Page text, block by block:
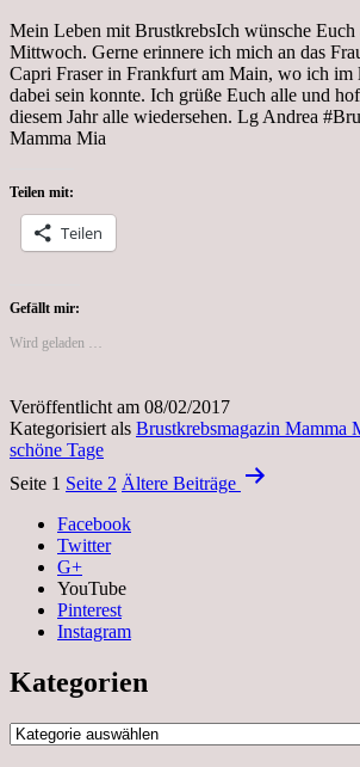
Mein Leben mit BrustkrebsIch wünsche Euch
Mittwoch. Gerne erinnere ich mich an das
Capri Fraser in Frankfurt am Main, wo ich im
dabei sein konnte. Ich grüße Euch alle und
diesem Jahr alle wiedersehen. Lg Andrea
Mamma Mia
Teilen mit:
Teilen
Gefällt mir:
Wird geladen …
Veröffentlicht am 08/02/2017
Kategorisiert als Brustkrebsmagazin Mamma
schöne Tage
Beitragsnavigation
Seite 1 Seite 2 Ältere Beiträge
Facebook
Twitter
G+
YouTube
Pinterest
Instagram
Kategorien
Kategorien